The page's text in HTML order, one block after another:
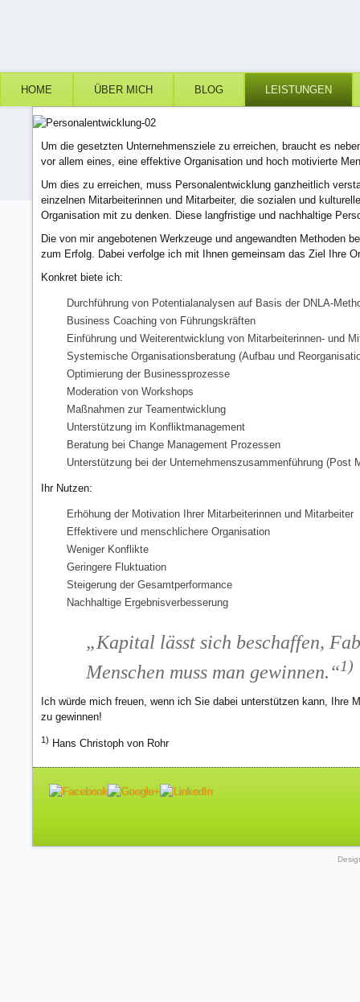
HOME ÜBER MICH BLOG LEISTUNGEN
Um die gesetzten Unternehmensziele zu erreichen, braucht es
vor allem eines, eine effektive Organisation und hoch motivierte
Um dies zu erreichen, muss Personalentwicklung ganzheitlich
einzelnen Mitarbeiterinnen und Mitarbeiter, die sozialen und
Organisation mit zu denken. Diese langfristige und nachhaltige
Die von mir angebotenen Werkzeuge und angewandten Methoden
zum Erfolg. Dabei verfolge ich mit Ihnen gemeinsam das Ziel Ihre
Konkret biete ich:
Durchführung von Potentialanalysen auf Basis der DNLA-
Business Coaching von Führungskräften
Einführung und Weiterentwicklung von Mitarbeiterinnen- und
Systemische Organisationsberatung (Aufbau und
Optimierung der Businessprozesse
Moderation von Workshops
Maßnahmen zur Teamentwicklung
Unterstützung im Konfliktmanagement
Beratung bei Change Management Prozessen
Unterstützung bei der Unternehmenszusammenführung (Post
Ihr Nutzen:
Erhöhung der Motivation Ihrer Mitarbeiterinnen und Mitarbeiter
Effektivere und menschlichere Organisation
Weniger Konflikte
Geringere Fluktuation
Steigerung der Gesamtperformance
Nachhaltige Ergebnisverbesserung
„Kapital lässt sich beschaffen,
Menschen muss man gewinnen.“1)
Ich würde mich freuen, wenn ich Sie dabei unterstützen kann, Ihre
zu gewinnen!
1) Hans Christoph von Rohr